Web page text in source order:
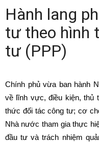
Hành lang
tư theo hình
tư (PPP)
Chính phủ vừa ban hành
về lĩnh vực, điều kiện, thủ
thức đối tác công tư; cơ
Nhà nước tham gia thực
đầu tư và trách nhiệm